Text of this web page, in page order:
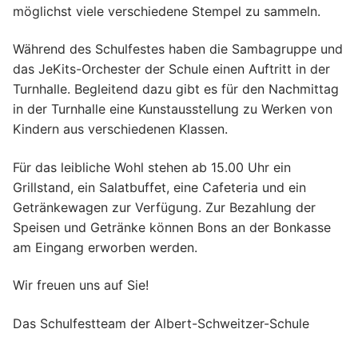
möglichst viele verschiedene Stempel zu sammeln.
Während des Schulfestes haben die Sambagruppe und
das JeKits-Orchester der Schule einen Auftritt in der
Turnhalle. Begleitend dazu gibt es für den Nachmittag
in der Turnhalle eine Kunstausstellung zu Werken von
Kindern aus verschiedenen Klassen.
Für das leibliche Wohl stehen ab 15.00 Uhr ein
Grillstand, ein Salatbuffet, eine Cafeteria und ein
Getränkewagen zur Verfügung. Zur Bezahlung der
Speisen und Getränke können Bons an der Bonkasse
am Eingang erworben werden.
Wir freuen uns auf Sie!
Das Schulfestteam der Albert-Schweitzer-Schule